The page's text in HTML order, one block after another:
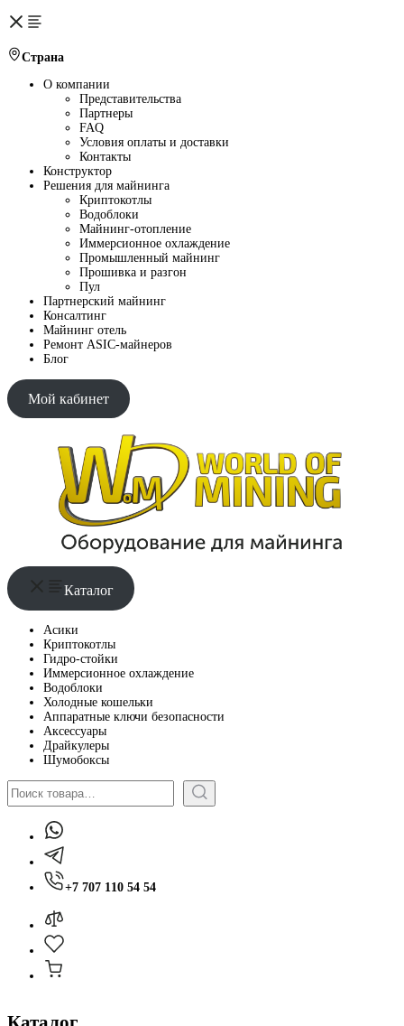
Страна
О компании
Представительства
Партнеры
FAQ
Условия оплаты и доставки
Контакты
Конструктор
Решения для майнинга
Криптокотлы
Водоблоки
Майнинг-отопление
Иммерсионное охлаждение
Промышленный майнинг
Прошивка и разгон
Пул
Партнерский майнинг
Консалтинг
Майнинг отель
Ремонт ASIC-майнеров
Блог
Мой кабинет
Каталог
Асики
Криптокотлы
Гидро-стойки
Иммерсионное охлаждение
Водоблоки
Холодные кошельки
Аппаратные ключи безопасности
Аксессуары
Драйкулеры
Шумобоксы
Поиск
+7 707 110 54 54